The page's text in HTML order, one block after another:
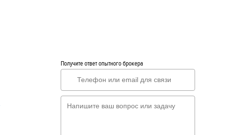
Получите ответ опытного брокера